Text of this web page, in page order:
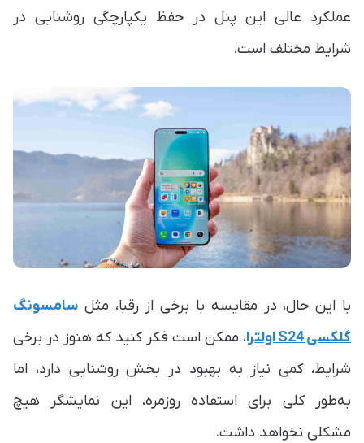
عملکرد عالی این پنل در حفظ یکپارچگی روشنایی در
شرایط مختلف است.
با این حال، در مقایسه با برخی از رقبا، مثل سامسونگ
گلکسی S24 اولترا
، ممکن است فکر کنید که هنوز در برخی
شرایط، کمی نیاز به بهبود در بخش روشنایی دارد، اما
به‌طور کلی برای استفاده روزمره، این نمایشگر هیچ
مشکلی نخواهد داشت.